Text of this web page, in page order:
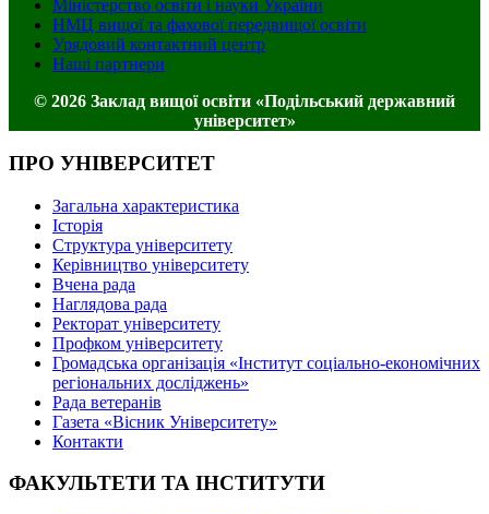
Міністерство освіти і науки України
НМЦ вищої та фахової передвищої освіти
Урядовий контактний центр
Наші партнери
© 2026 Заклад вищої освіти «Подільський державний
університет»
ПРО УНІВЕРСИТЕТ
Загальна характеристика
Історія
Структура університету
Керівництво університету
Вчена рада
Наглядова рада
Ректорат університету
Профком університету
Громадська організація «Інститут соціально-економічних
регіональних досліджень»
Рада ветеранів
Газета «Вісник Університету»
Контакти
ФАКУЛЬТЕТИ ТА ІНСТИТУТИ